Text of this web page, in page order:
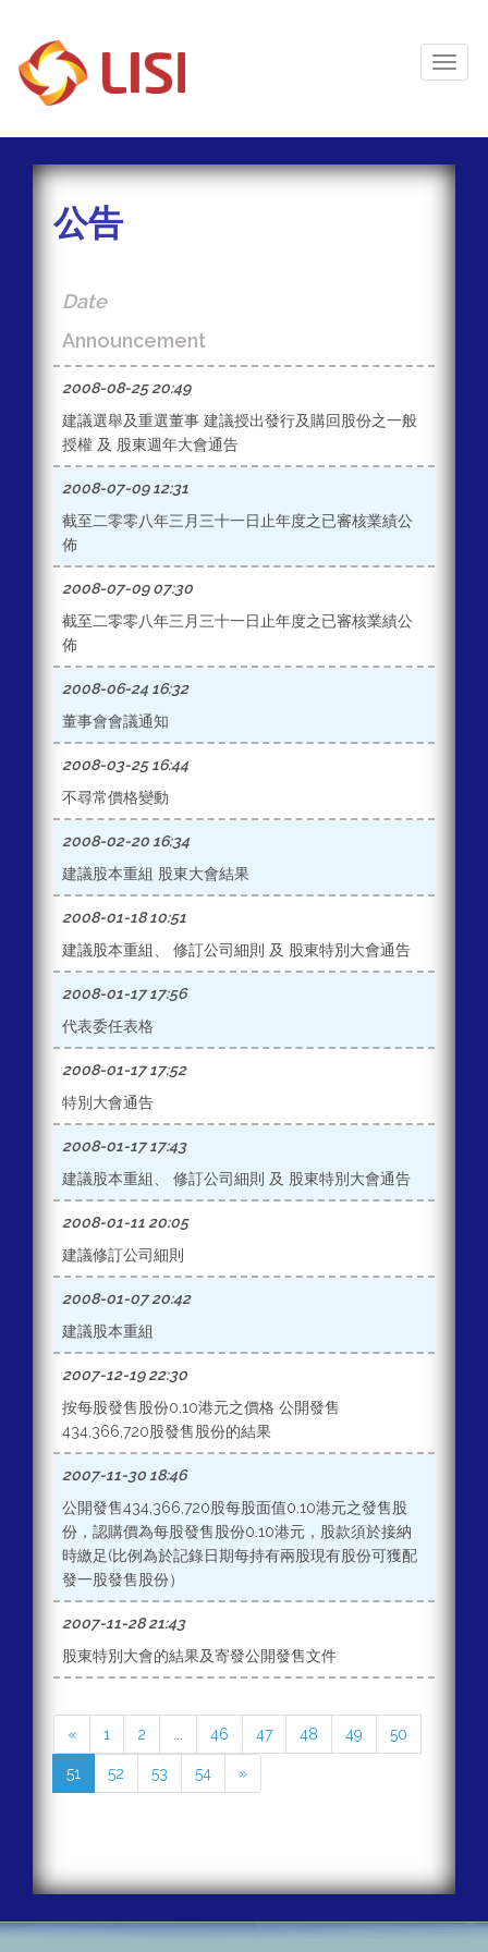
公告
Date
Announcement
2008-08-25 20:49
建議選舉及重選董事 建議授出發行及購回股份之一般
授權 及 股東週年大會通告
2008-07-09 12:31
截至二零零八年三月三十一日止年度之已審核業績公
佈
2008-07-09 07:30
截至二零零八年三月三十一日止年度之已審核業績公
佈
2008-06-24 16:32
董事會會議通知
2008-03-25 16:44
不尋常價格變動
2008-02-20 16:34
建議股本重組 股東大會結果
2008-01-18 10:51
建議股本重組、 修訂公司細則 及 股東特別大會通告
2008-01-17 17:56
代表委任表格
2008-01-17 17:52
特別大會通告
2008-01-17 17:43
建議股本重組、 修訂公司細則 及 股東特別大會通告
2008-01-11 20:05
建議修訂公司細則
2008-01-07 20:42
建議股本重組
2007-12-19 22:30
按每股發售股份0.10港元之價格 公開發售
434,366,720股發售股份的結果
2007-11-30 18:46
公開發售434,366,720股每股面值0.10港元之發售股
份，認購價為每股發售股份0.10港元，股款須於接納
時繳足(比例為於記錄日期每持有兩股現有股份可獲配
發一股發售股份）
2007-11-28 21:43
股東特別大會的結果及寄發公開發售文件
« 1 2 46 47 48 49 50
51 52 53 54 »